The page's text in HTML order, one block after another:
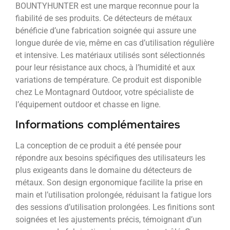
BOUNTYHUNTER est une marque reconnue pour la
fiabilité de ses produits. Ce détecteurs de métaux
bénéficie d’une fabrication soignée qui assure une
longue durée de vie, même en cas d’utilisation régulière
et intensive. Les matériaux utilisés sont sélectionnés
pour leur résistance aux chocs, à l’humidité et aux
variations de température. Ce produit est disponible
chez Le Montagnard Outdoor, votre spécialiste de
l’équipement outdoor et chasse en ligne.
Informations complémentaires
La conception de ce produit a été pensée pour
répondre aux besoins spécifiques des utilisateurs les
plus exigeants dans le domaine du détecteurs de
métaux. Son design ergonomique facilite la prise en
main et l’utilisation prolongée, réduisant la fatigue lors
des sessions d’utilisation prolongées. Les finitions sont
soignées et les ajustements précis, témoignant d’un